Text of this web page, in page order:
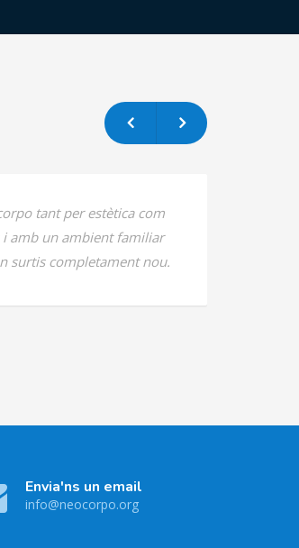
Previous
Next
tant per estètica com
amb un ambient familiar
surtis completament nou.
Envia'ns un email
info@neocorpo.org